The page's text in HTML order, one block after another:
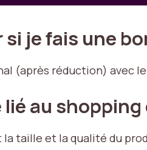
je fais une
(après réduction) avec
au shopping
taille et la qualité du